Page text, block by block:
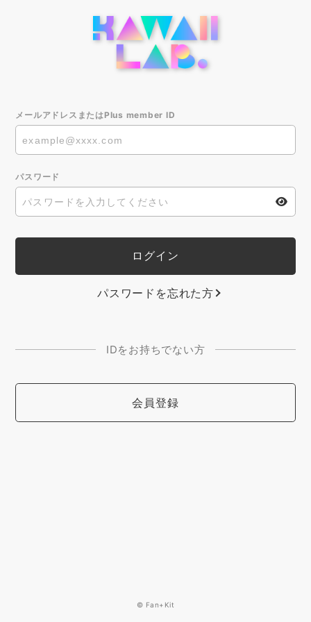
メールアドレスまたはPlus member ID
パスワード
パスワードを忘れた方
IDをお持ちでない方
会員登録
© Fan+Kit